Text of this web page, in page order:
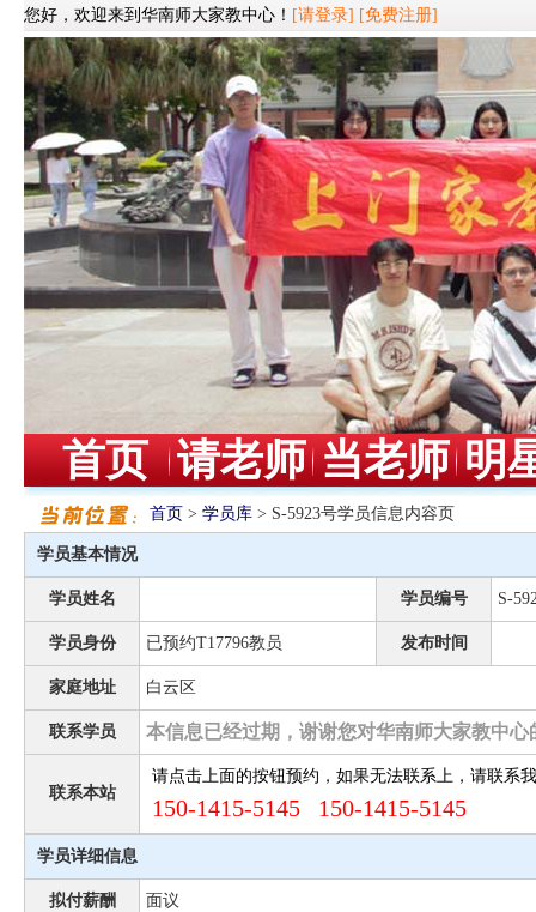
您好，欢迎来到华南师大家教中心！ [请登录] [免费注册]
首页 请老师 当老师 明
首页 > 学员库 > S-5923号学员信息内容页
学员基本情况
学员姓名 学员编号 S-
学员身份 已预约T17796教员 发布时间
家庭地址 白云区
联系学员 本信息已经过期，谢谢您对华南师大家教中心
联系本站
请点击上面的按钮预约，如果无法联系上，请联系
150-1415-5145 150-1415-5145
学员详细信息
拟付薪酬 面议